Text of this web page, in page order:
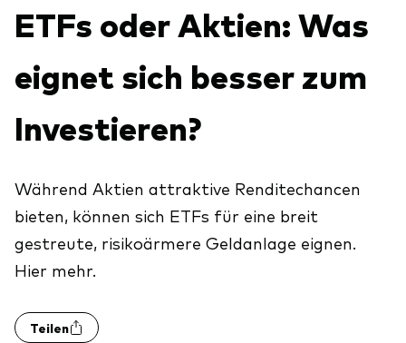
Indexfonds
Aktien
Anleihen
Multi-Asset
Im Fokus
Länder-ETFs
Ratgeber
Unsere Anlageprinzipien
Sicherheit
Kontakt
ETFs oder Aktien: Was
eignet sich besser zum
Investieren?
Während Aktien attraktive Renditechancen
bieten, können sich ETFs für eine breit
gestreute, risikoärmere Geldanlage eignen.
Hier mehr.
Teilen